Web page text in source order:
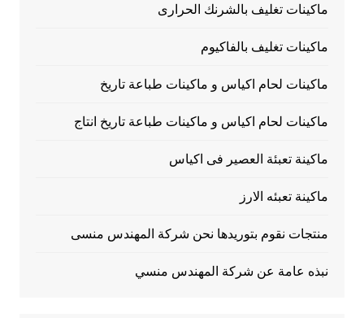
ماكينات تغليف بالشرنك الحرارى
ماكينات تغليف بالفاكيوم
ماكينات لحام اكياس و ماكينات طباعة تاريخ
ماكينات لحام اكياس و ماكينات طباعة تاريخ انتاج
ماكينة تعبئة العصير فى اكياس
ماكينة تعبئه الارز
منتجات نقوم بتوريدها نحن شركة المهندس منسى
نبذه عامة عن شركة المهندس منسي